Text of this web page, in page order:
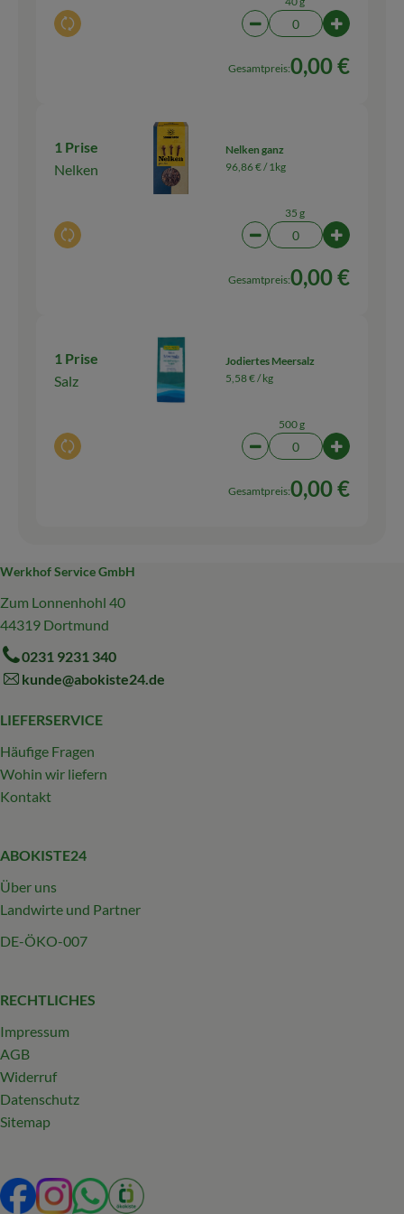
Auswahl ändern Artikelanzahl
Gesamtpreis:0,00 €
1 Prise
Nelken
Auswahl ändern
Nelken ganz
96,86 € /1kg
35 g
Artikelanzahl
Gesamtpreis:0,00 €
1 Prise
Salz
Auswahl ändern
Jodiertes Meersalz
5,58 € /kg
500 g
Artikelanzahl
Gesamtpreis:0,00 €
Werkhof Service GmbH
Zum Lonnenhohl 40
44319 Dortmund
0231 9231 340
kunde@abokiste24.de
LIEFERSERVICE
Häufige Fragen
Wohin wir liefern
Kontakt
ABOKISTE24
Über uns
Landwirte und Partner
DE-ÖKO-007
RECHTLICHES
Impressum
AGB
Widerruf
Datenschutz
Sitemap
Externer Link zu https://www.facebook.com/
Externer Link zu https://www.instagram.com/
Externer Link zu https://wa.me/492319231340
Externer Link zu https://